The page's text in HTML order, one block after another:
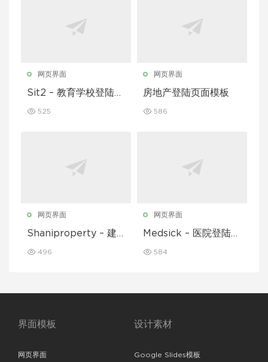
网页界面
Sit2 – 教育学校登陆页
525
网页界面
房地产登陆页面模板
586
网页界面
Shaniproperty – 建
496
网页界面
Medsick – 医院登陆页
584
界面模板
网页界面
设计素材
Google Slides模板